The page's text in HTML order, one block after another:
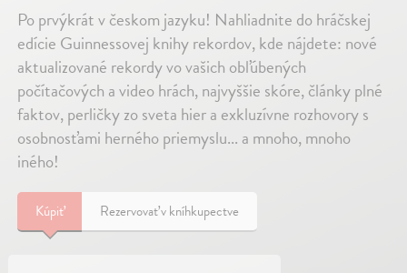
Po prvýkrát v českom jazyku! Nahliadnite do hráčskej
edície Guinnessovej knihy rekordov, kde nájdete: nové
aktualizované rekordy vo vašich obľúbených
počítačových a video hrách, najvyššie skóre, články plné
faktov, perličky zo sveta hier a exkluzívne rozhovory s
osobnosťami herného priemyslu... a mnoho, mnoho
iného!
Kúpiť Rezervovať v kníhkupectve